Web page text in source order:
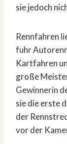
sie jedoch
Rennfahren
fuhr
Kartfahren
große
Gewinnerin
sie die erste
der
vor der